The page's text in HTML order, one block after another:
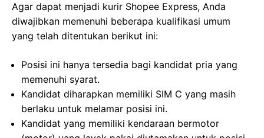
Agar dapat menjadi kurir Shopee Express, Anda
diwajibkan memenuhi beberapa kualifikasi umum
yang telah ditentukan berikut ini:
Posisi ini hanya tersedia bagi kandidat pria yang
memenuhi syarat.
Kandidat diharapkan memiliki SIM C yang masih
berlaku untuk melamar posisi ini.
Kandidat yang memiliki kendaraan bermotor